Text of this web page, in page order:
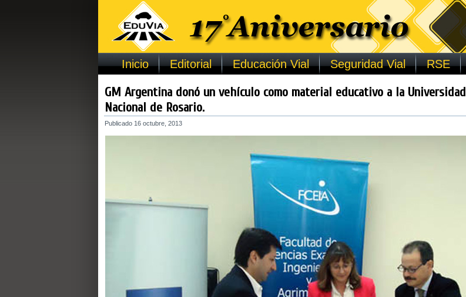
Inicio Editorial Educación Vial Seguridad Vial RSE
GM Argentina donó un vehículo como material educativo a la Universidad
Nacional de Rosario.
Publicado 16 octubre, 2013